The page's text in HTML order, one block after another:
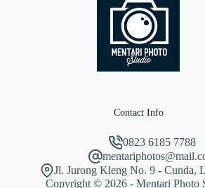
Contact Info
0823 6185 7788
Jl. Jurong Kleng No. 9 - Cunda,
Copyright © 2026 - Mentari Photo